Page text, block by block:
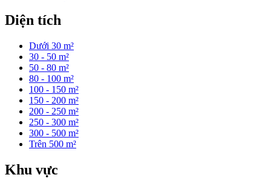
Diện tích
Dưới 30 m²
30 - 50 m²
50 - 80 m²
80 - 100 m²
100 - 150 m²
150 - 200 m²
200 - 250 m²
250 - 300 m²
300 - 500 m²
Trên 500 m²
Khu vực